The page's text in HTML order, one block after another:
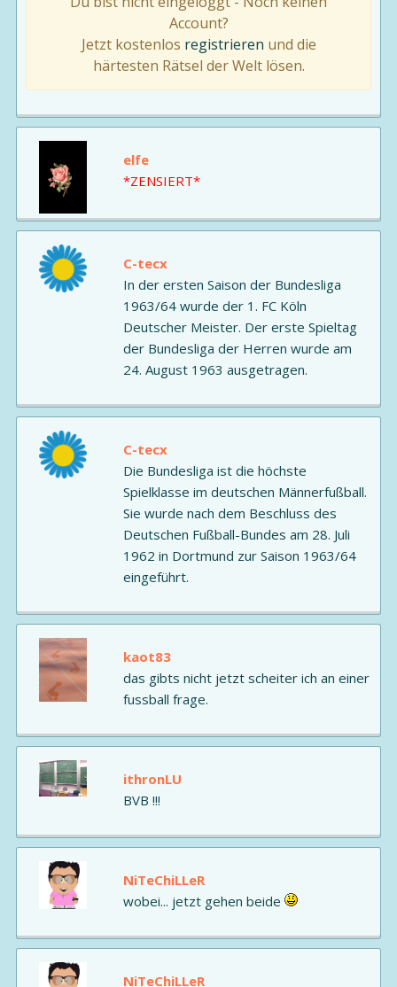
Account?
Jetzt kostenlos registrieren und die
härtesten Rätsel der Welt lösen.
elfe
*ZENSIERT*
C-tecx
In der ersten Saison der Bundesliga
1963/64 wurde der 1. FC Köln
Deutscher Meister. Der erste Spieltag
der Bundesliga der Herren wurde am
24. August 1963 ausgetragen.
C-tecx
Die Bundesliga ist die höchste
Spielklasse im deutschen Männerfußball.
Sie wurde nach dem Beschluss des
Deutschen Fußball-Bundes am 28. Juli
1962 in Dortmund zur Saison 1963/64
eingeführt.
kaot83
das gibts nicht jetzt scheiter ich an einer
fussball frage.
ithronLU
BVB !!!
NiTeChiLLeR
wobei... jetzt gehen beide
NiTeChiLLeR